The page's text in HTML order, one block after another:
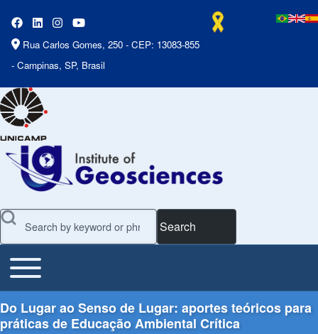
Rua Carlos Gomes, 250 - CEP: 13083-855
- Campinas, SP, Brasil
Search
Main Menu
Toggle main menu
Do Lugar ao Senso de Lugar: aportes teóricos para
práticas de Educação Ambiental Crítica